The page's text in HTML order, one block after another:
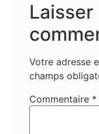
Laisser
Votre adresse
champs
Commentaire *